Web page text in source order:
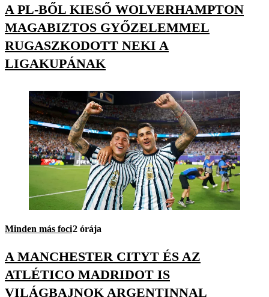
A PL-BŐL KIESŐ WOLVERHAMPTON
MAGABIZTOS GYŐZELEMMEL
RUGASZKODOTT NEKI A
LIGAKUPÁNAK
Minden más foci2 órája
A MANCHESTER CITYT ÉS AZ
ATLÉTICO MADRIDOT IS
VILÁGBAJNOK ARGENTINNAL